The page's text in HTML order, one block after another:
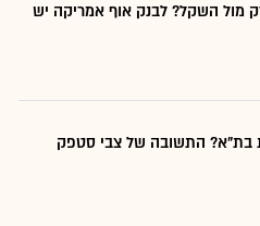
מול השקל? לבנק אוף אמריקה יש
בת"א? התשובה של צבי סטפק